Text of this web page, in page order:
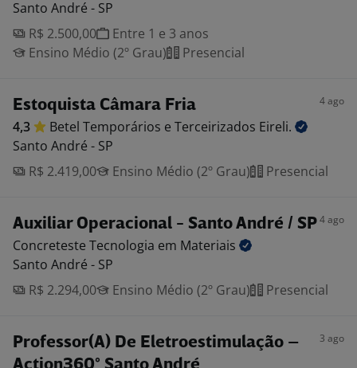
Santo André - SP
R$ 2.500,00
Entre 1 e 3 anos
Ensino Médio (2º Grau)
Presencial
Estoquista Câmara Fria 4 ago
4,3 Betel Temporários e Terceirizados Eireli.
Santo André - SP
R$ 2.419,00
Ensino Médio (2º Grau) Presencial
Auxiliar Operacional - Santo André / SP4 ago
Concreteste Tecnologia em Materiais
Santo André - SP
R$ 2.294,00
Ensino Médio (2º Grau) Presencial
Professor(A) De Eletroestimulação –
3 ago